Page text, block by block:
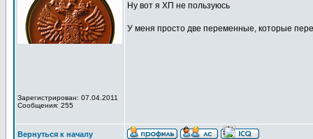
Зарегистрирован: 07.04.2011
Сообщения: 255
Ну вот я ХП не пользуюсь
У меня просто две переменные, которые
Вернуться к началу